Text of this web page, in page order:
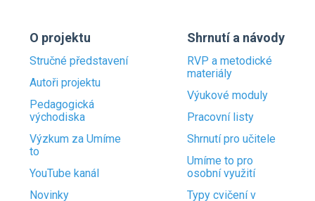
O projektu
Stručné představení
Autoři projektu
Pedagogická
východiska
Výzkum za Umíme
to
YouTube kanál
Novinky
Shrnutí a návody
RVP a metodické
materiály
Výukové moduly
Pracovní listy
Shrnutí pro učitele
Umíme to pro
osobní využití
Typy cvičení v